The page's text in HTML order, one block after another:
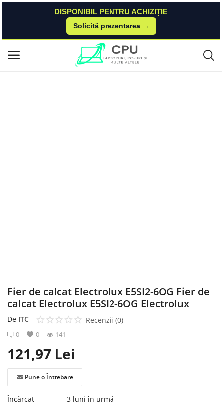
DISPONIBIL PENTRU ACHIZIȚIE
Solicită prezentarea →
Meniu principal
Fier de calcat Electrolux E5SI2-6OG Fier de calcat Electrolux E5SI2-6OG El
Fier de calcat Electrolux E5SI2-6OG Fier de
calcat Electrolux E5SI2-6OG Electrolux
De ITC Recenzii (0)
0 0 141
121,97 Lei
Pune o Întrebare
Încărcat 3 luni în urmă